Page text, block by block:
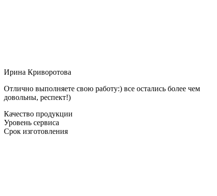
Ирина Криворотова
Отлично выполняете свою работу:) все остались более чем
довольны, респект!)
Качество продукции
Уровень сервиса
Срок изготовления